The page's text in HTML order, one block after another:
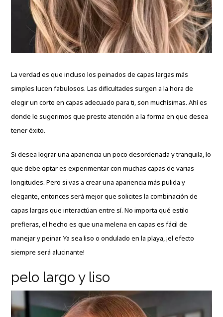
La verdad es que incluso los peinados de capas largas más
simples lucen fabulosos. Las dificultades surgen a la hora de
elegir un corte en capas adecuado para ti, son muchísimas. Ahí es
donde le sugerimos que preste atención a la forma en que desea
tener éxito.
Si desea lograr una apariencia un poco desordenada y tranquila, lo
que debe optar es experimentar con muchas capas de varias
longitudes. Pero si vas a crear una apariencia más pulida y
elegante, entonces será mejor que solicites la combinación de
capas largas que interactúan entre sí. No importa qué estilo
prefieras, el hecho es que una melena en capas es fácil de
manejar y peinar. Ya sea liso o ondulado en la playa, ¡el efecto
siempre será alucinante!
pelo largo y liso